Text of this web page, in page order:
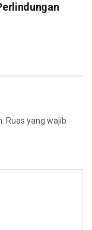
Ruas yang wajib